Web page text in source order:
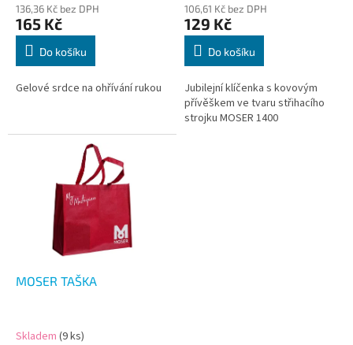
136,36 Kč bez DPH
165 Kč
Do košíku
Gelové srdce na ohřívání rukou
106,61 Kč bez DPH
129 Kč
Do košíku
Jubilejní klíčenka s kovovým
přívěškem ve tvaru střihacího
strojku MOSER 1400
MOSER TAŠKA
Skladem (9 ks)